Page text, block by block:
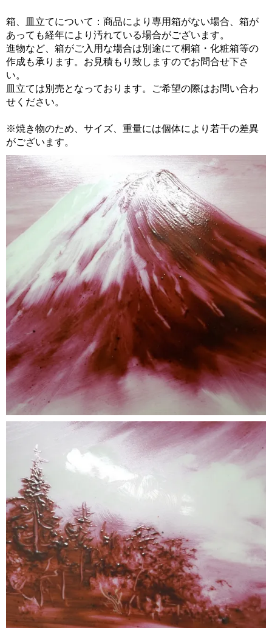
箱、皿立てについて：商品により専用箱がない場合、箱が
あっても経年により汚れている場合がございます。
進物など、箱がご入用な場合は別途にて桐箱・化粧箱等の
作成も承ります。お見積もり致しますのでお問合せ下さ
い。
皿立ては別売となっております。ご希望の際はお問い合わ
せください。
※焼き物のため、サイズ、重量には個体により若干の差異
がございます。